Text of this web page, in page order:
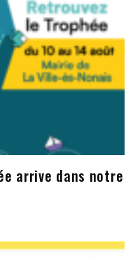
arrive dans notre